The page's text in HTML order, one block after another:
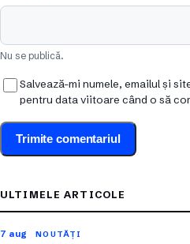
Nu se publică.
Salvează-mi numele, emailul și
pentru data viitoare când o să
ULTIMELE ARTICOLE
7 aug NOUTĂȚI